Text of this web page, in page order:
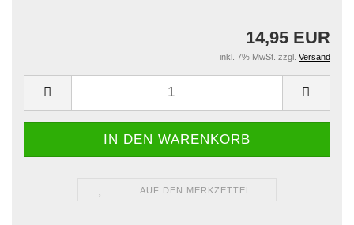
14,95 EUR
inkl. 7% MwSt. zzgl. Versand
AUF DEN MERKZETTEL